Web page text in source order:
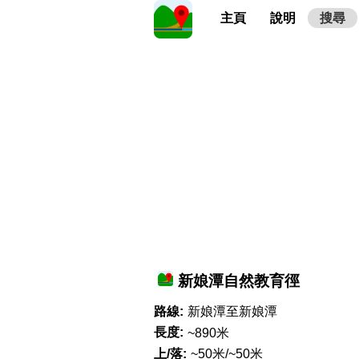
主頁 說明 搜尋
新娘潭自然教育徑
路線: 新娘潭至新娘潭
長度: ~890米
上/落: ~50米/~50米